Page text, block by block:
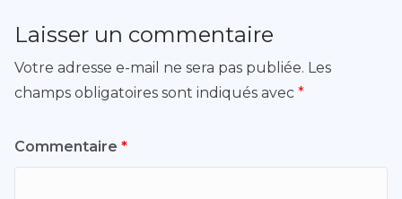
Laisser un commentaire
Votre adresse e-mail ne sera pas publiée. Les
champs obligatoires sont indiqués avec *
Commentaire *